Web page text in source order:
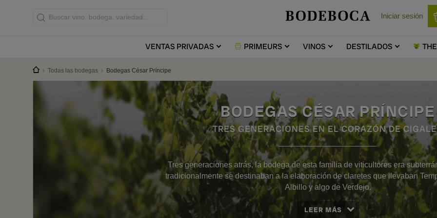
Iniciar sesión
VENTASPRIVADAS PRIMEURS VINOS DESTILADOS THE
Todas las bodegas Bodegas César Príncipe
BODEGAS CÉSAR PRÍNCIPE
TRES GENERACIONES EN EL CORAZÓN DE
Tres generaciones atrás, la bodega de esta familia de viticultores era
tradicionalmente se destinaban a la elaboración de claretes que llevaban
Albillo y algo de Verdejo.
LEER MÁS